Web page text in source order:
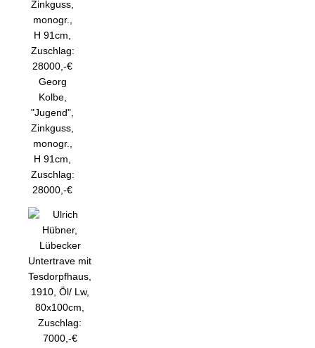
Georg
Kolbe,
"Jugend",
Zinkguss,
monogr.,
H 91cm,
Zuschlag:
28000,-€